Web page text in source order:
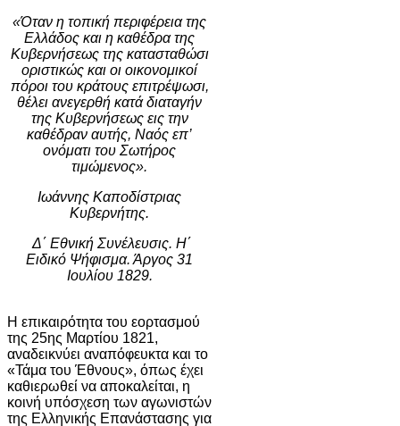
«Όταν η τοπική περιφέρειατης
Ελλάδος καιη καθέδρατης
Κυβερνήσεως της κατασταθώσι
οριστικώς καιοιοικονομικοί
πόροι του κράτους επιτρέψωσι,
θέλει ανεγερθήκατάδιαταγήν
της Κυβερνήσεως εις την
καθέδραν αυτής,Ναός επ’
ονόματιτουΣωτήρος
τιμώμενος».
Ιωάννης Καποδίστριας
Κυβερνήτης.
Δ΄ Εθνική Συνέλευσις. Η΄
Ειδικό Ψήφισμα. Άργος 31
Ιουλίου 1829.
Η επικαιρότητα του εορτασμού
της 25ης Μαρτίου 1821,
αναδεικνύει αναπόφευκτα και το
«Τάμα του Έθνους», όπως έχει
καθιερωθεί να αποκαλείται, η
κοινή υπόσχεση των αγωνιστών
της Ελληνικής Επανάστασης για